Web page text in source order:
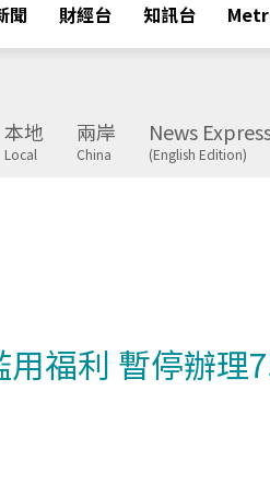
聞 財經台 知訊台
本地
Local
兩岸
China
News
(English Edition)
福利 暫停辦理